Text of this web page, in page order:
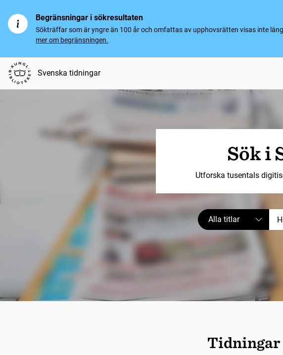
Begränsningar i sökresultaten
Sökträffar som är yngre än 100 år och omfattas av upphovsrätten visas inte
mer om begränsningen.
Svenska tidningar
Sök i
Utforska tusentals
Alla titlar